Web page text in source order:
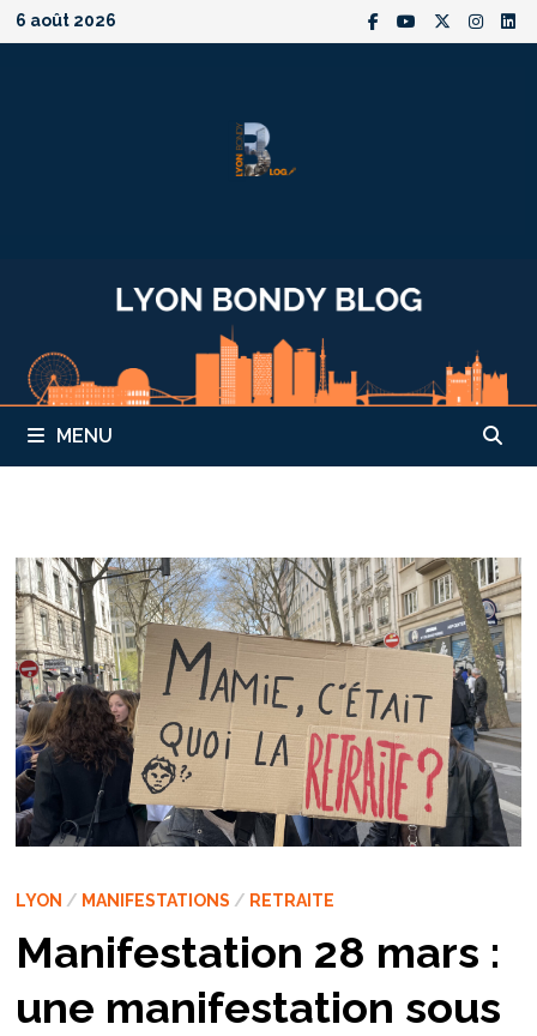
Passer
au
6 août 2026
MENU
LYON / MANIFESTATIONS / RETRAITE
Manifestation 28 mars :
une manifestation sous